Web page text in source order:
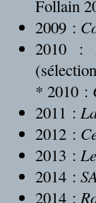
Follain
2009 :
2010 :
* 2010 :
2011 :
2012 :
2013 :
2014 :
2014 :